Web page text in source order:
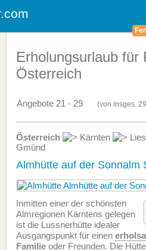
Erholungsurlaub für
Österreich
Angebote 21 - 29 (von insges.
Österreich Kärnten
Gmünd
Almhütte auf der Sonnalm
Inmitten einer der schönsten
Almregionen Kärntens gelegen
ist die Lussnerhütte idealer
Ausgangspunkt für einen
Familie oder Freunden. Die